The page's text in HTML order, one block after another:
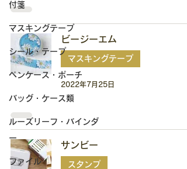
付箋
マスキングテープ
シール・テープ
ペンケース・ポーチ
バッグ・ケース類
ルーズリーフ・バインダ
ー
ファイル
ビージーエム
マスキングテープ
2022年7月25日
サンビー
スタンプ